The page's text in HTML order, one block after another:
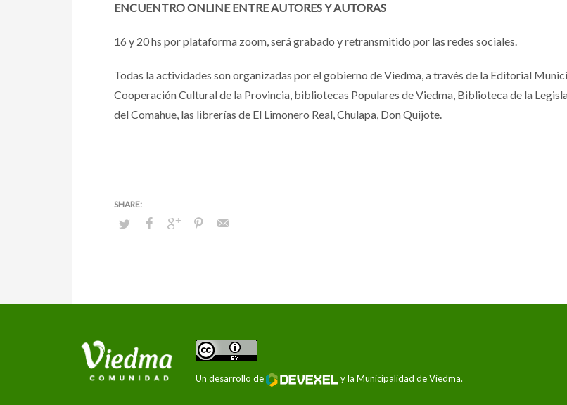
ENCUENTRO ONLINE ENTRE AUTORES Y AUTORAS
16 y 20 hs por plataforma zoom, será grabado y retransmitido por las redes sociales.
Todas la actividades son organizadas por el gobierno de Viedma, a través de la Editorial
Cooperación Cultural de la Provincia, bibliotecas Populares de Viedma, Biblioteca de la
del Comahue, las librerías de El Limonero Real, Chulapa, Don Quijote.
Un desarrollo de y la Municipalidad de Viedma.